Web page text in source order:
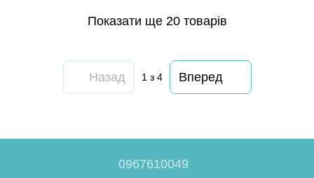
Показати ще 20 товарів
Назад 1 з 4 Вперед
0967610049